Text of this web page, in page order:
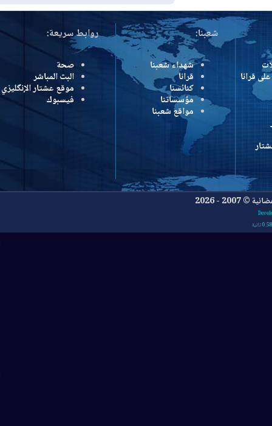
المزيد
شعبنا:
شهداء شعبنا
قرانا
كنائسنا
مؤسساتنا
مواقع شعبنا
روابط سريعة:
صحة
البث المباشر
موقع عشتار الإنگليزي
فيسبوك
2026